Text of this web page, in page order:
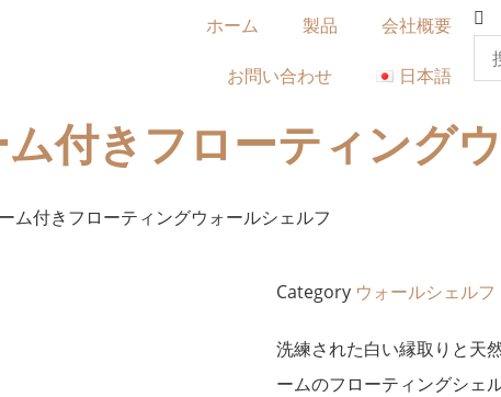
ホーム 製品 会社概要
お問い合わせ 日本語
付きフローティング
ム付きフローティングウォールシェルフ
Category ウォールシェルフ
洗練された白い縁取りと天
ームのフローティングシェ